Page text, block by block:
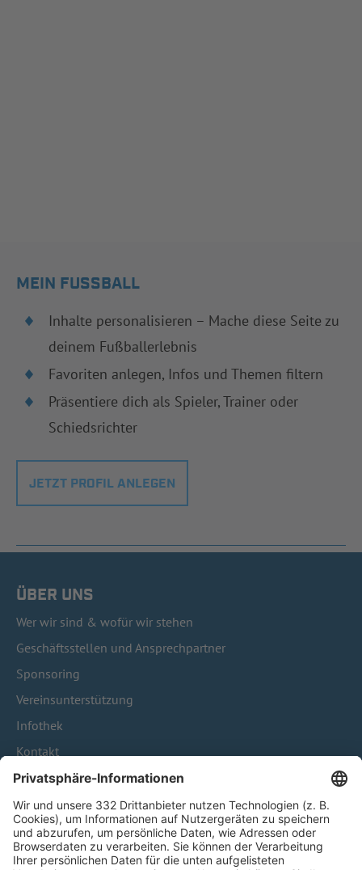
MEIN FUSSBALL
Inhalte personalisieren – Mache diese Seite zu
deinem Fußballerlebnis
Favoriten anlegen, Infos und Themen filtern
Präsentiere dich als Spieler, Trainer oder
Schiedsrichter
JETZT PROFIL ANLEGEN
ÜBER UNS
Wer wir sind & wofür wir stehen
Geschäftsstellen und Ansprechpartner
Sponsoring
Vereinsunterstützung
Infothek
Kontakt
HÄUFIG BESUCHTE SEITEN
Pässe und Vereinswechsel
Trainerausbildung